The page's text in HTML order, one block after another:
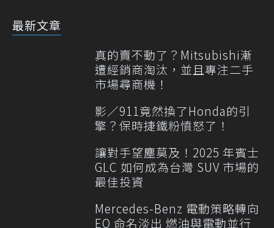
最新文章
真的賣不動了？Mitsubishi漸
遭經銷商淘汰，並且專注二手
市場尋商機！
影／911竟然換了Honda的引
擎？保時捷鐵粉憤怒了！
讓對手望塵莫及！2025 年賓士
GLC 如何成為台灣 SUV 市場的
最佳投資
Mercedes-Benz 電動策略轉向
EQ 命名淡出 燃油與電動並行